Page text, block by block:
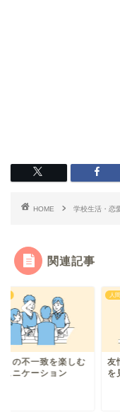
HOME 学校生活・恋
関連記事
との不一致を楽しむ
ュニケーション
人
友
を